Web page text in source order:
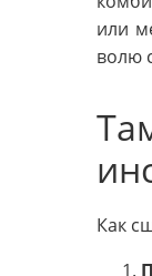
или
волю
Как